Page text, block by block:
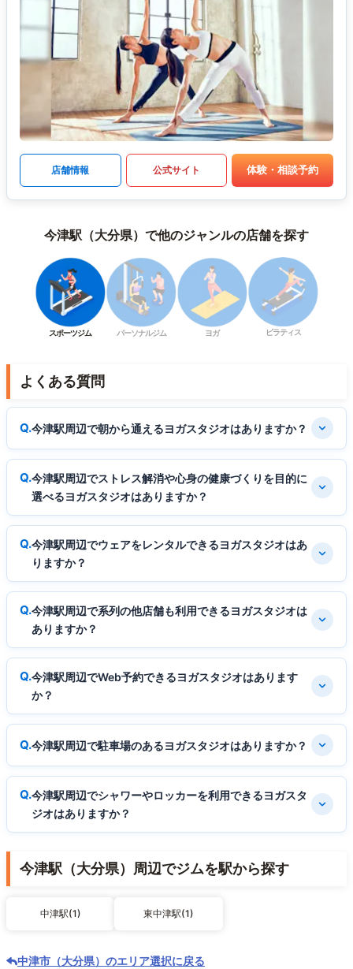
店舗情報 公式サイト 体験・相談予約
今津駅（大分県）で他のジャンルの店舗を探す
スポーツジム パーソナルジム ヨガ ピラティス
よくある質問
今津駅周辺で朝から通えるヨガスタジオはありますか？
今津駅周辺でストレス解消や心身の健康づくりを目的に
選べるヨガスタジオはありますか？
今津駅周辺でウェアをレンタルできるヨガスタジオはあ
りますか？
今津駅周辺で系列の他店舗も利用できるヨガスタジオは
ありますか？
今津駅周辺でWeb予約できるヨガスタジオはあります
か？
今津駅周辺で駐車場のあるヨガスタジオはありますか？
今津駅周辺でシャワーやロッカーを利用できるヨガスタ
ジオはありますか？
今津駅（大分県）周辺でジムを駅から探す
中津駅(1) 東中津駅(1)
中津市（大分県）のエリア選択に戻る